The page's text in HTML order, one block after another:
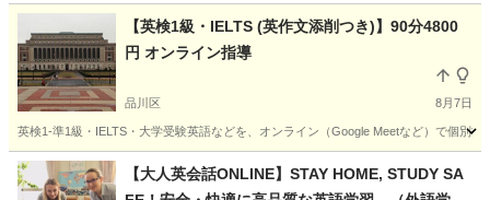
朝９：００から夜９：００（終了）までやってい
ます。
東京 大田区 蒲田駅
【英検1級・IELTS (英作文添削つき)】90分4800
円 オンライン指導
品川区 8月7日
英検1-準1級・IELTS・大学受験英語などを、オンライン（Google Meetなど）で個別
東京 品川区 英検
【大人英会話ONLINE】STAY HOME, STUDY SA